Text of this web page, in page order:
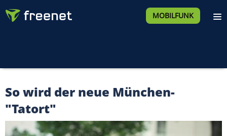
MOBILFUNK
So wird der neue München-
"Tatort"